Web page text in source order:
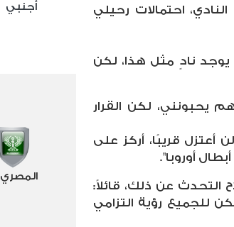
احتمالات رحيلي
يوجد نادٍ مثل هذا، لكن
يحبونني، لكن القرار
أعتزل قريبًا، أركز على
أوروبا".
التحدث عن ذلك، قائلاً:
للجميع رؤية التزامي
أجنبي
المصري